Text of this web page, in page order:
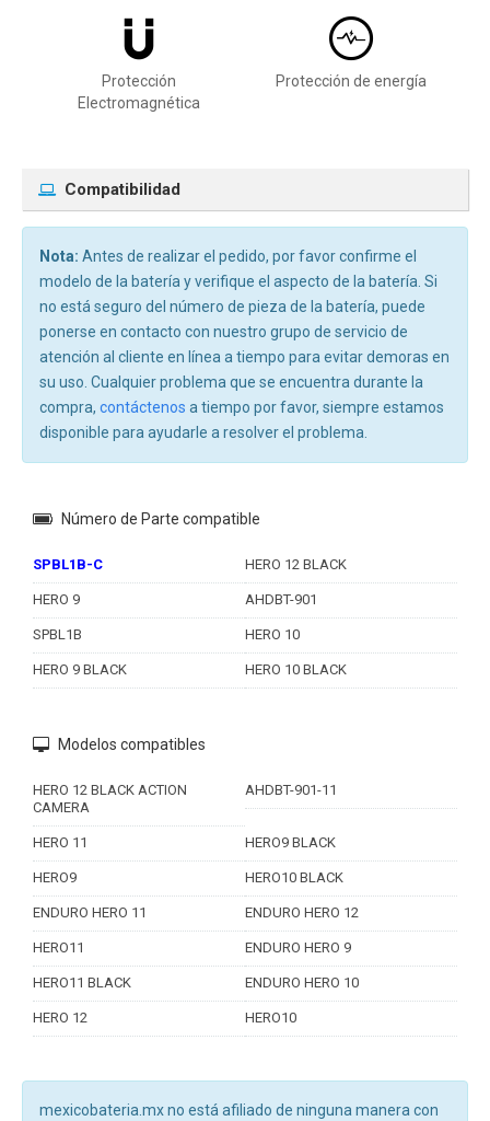
Protección
Electromagnética
Protección de energía
Compatibilidad
Nota: Antes de realizar el pedido, por favor confirme el
modelo de la batería y verifique el aspecto de la batería. Si
no está seguro del número de pieza de la batería, puede
ponerse en contacto con nuestro grupo de servicio de
atención al cliente en línea a tiempo para evitar demoras en
su uso. Cualquier problema que se encuentra durante la
compra, contáctenos a tiempo por favor, siempre estamos
disponible para ayudarle a resolver el problema.
Número de Parte compatible
SPBL1B-C HERO 12 BLACK
HERO 9 AHDBT-901
SPBL1B HERO 10
HERO 9 BLACK HERO 10 BLACK
Modelos compatibles
HERO 12 BLACK ACTION
CAMERA
AHDBT-901-11
HERO 11 HERO9 BLACK
HERO9 HERO10 BLACK
ENDURO HERO 11 ENDURO HERO 12
HERO11 ENDURO HERO 9
HERO11 BLACK ENDURO HERO 10
HERO 12 HERO10
mexicobateria.mx no está afiliado de ninguna manera con